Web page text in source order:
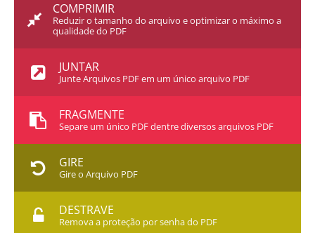
COMPRIMIR
Reduzir o tamanho do arquivo e optimizar o máximo a
qualidade do PDF
JUNTAR
Junte Arquivos PDF em um único arquivo PDF
FRAGMENTE
Separe um único PDF dentre diversos arquivos PDF
GIRE
Gire o Arquivo PDF
DESTRAVE
Remova a proteção por senha do PDF